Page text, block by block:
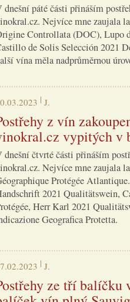
dnešní páté části přináším
Nejvíce mne zaujala
Controllata (DOC), Lupo
de Solis Selección 2021
vína měla nadprůměrnou
J.
z vín
vypitých v
dnešní čtvrté části přináším
Nejvíce mne zaujala
Protégée
2021 Qualitätswein,
Herr Karl 2021
Geografica Protetta.
J.
ze tří balíčku